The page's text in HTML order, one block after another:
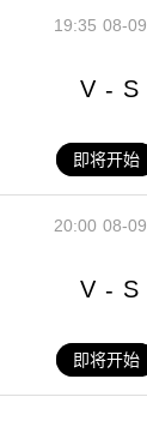
08-09
19:35
V - S
即将开始
08-09
20:00
V - S
即将开始